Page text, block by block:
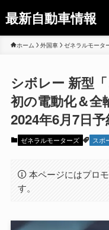
最新自動車情報
ホーム 外国車 ゼネラルモータ
シボレー 新型
初の電動化＆全
2024年6月7日
ゼネラルモーターズ スポ
本ページにはプロ
す。